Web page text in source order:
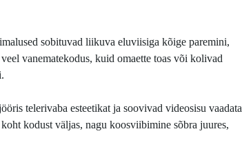
sobituvad liikuva eluviisiga kõige paremini,
vanematekodus, kuid omaette toas või kolivad
telerivaba esteetikat ja soovivad videosisu vaadata
kodust väljas, nagu koosviibimine sõbra juures,